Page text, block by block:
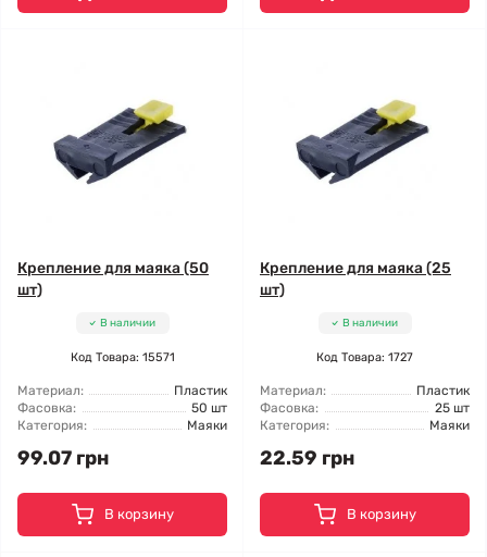
Крепление для маяка (50
шт)
В наличии
Код Товара: 15571
Материал:
Пластик
Фасовка:
50 шт
Категория:
Маяки
99.07 грн
В корзину
Крепление для маяка (25
шт)
В наличии
Код Товара: 1727
Материал:
Пластик
Фасовка:
25 шт
Категория:
Маяки
22.59 грн
В корзину